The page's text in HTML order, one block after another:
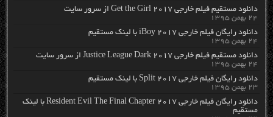
دانلود مستقیم فیلم خارجی Get the Girl 2017 از سرور سایت
۲۴ بهمن ۱۳۹۵
دانلود رایگان فیلم خارجی iBoy 2017 با لینک مستقیم
۲۴ بهمن ۱۳۹۵
دانلود مستقیم فیلم خارجی Justice League Dark 2017 از سرور سایت
۲۴ بهمن ۱۳۹۵
دانلود رایگان فیلم خارجی Split 2017 با لینک مستقیم
۲۳ بهمن ۱۳۹۵
دانلود رایگان فیلم خارجی Resident Evil The Final Chapter 2017 با لینک
مستقیم